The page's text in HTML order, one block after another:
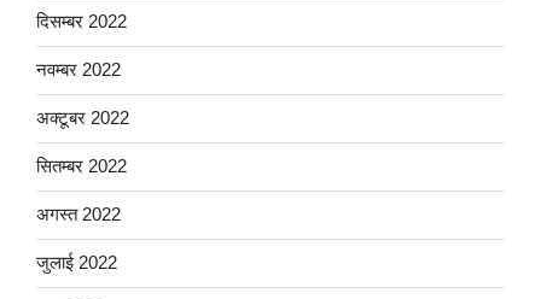
दिसम्बर 2022
नवम्बर 2022
अक्टूबर 2022
सितम्बर 2022
अगस्त 2022
जुलाई 2022